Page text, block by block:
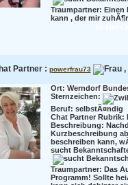
Traumpartner: Einen
kann , der mir
Partner : powerfrau73 ,
Ort: Werndorf
Sternzeichen:
Beruf: selbstÃ¤ndig
Chat Partner Rubrik:
Beschreibung:
Kurzbeschreibung
beschreiben kann,
sucht
Traumpartner: Das
Programm! Sollte